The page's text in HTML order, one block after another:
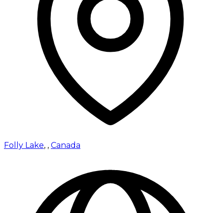
Folly Lake, , Canada